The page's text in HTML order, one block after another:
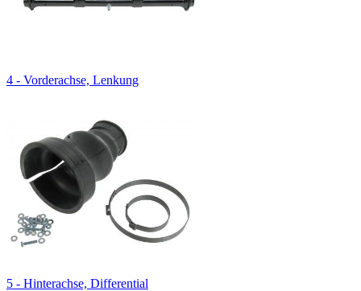
4 - Vorderachse, Lenkung
5 - Hinterachse, Differential